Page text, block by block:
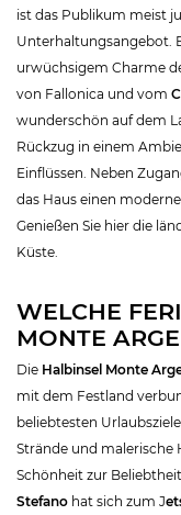
ist das Publikum meist
Unterhaltungsangebot.
urwüchsigem Charme
von Fallonica und vom
wunderschön auf dem
Rückzug in einem
Einflüssen. Neben
das Haus einen
Genießen Sie hier die
Küste.
WELCHE
MONTE
Die Halbinsel Monte
mit dem Festland
beliebtesten
Strände und malerische
Schönheit zur
Stefano hat sich zum J